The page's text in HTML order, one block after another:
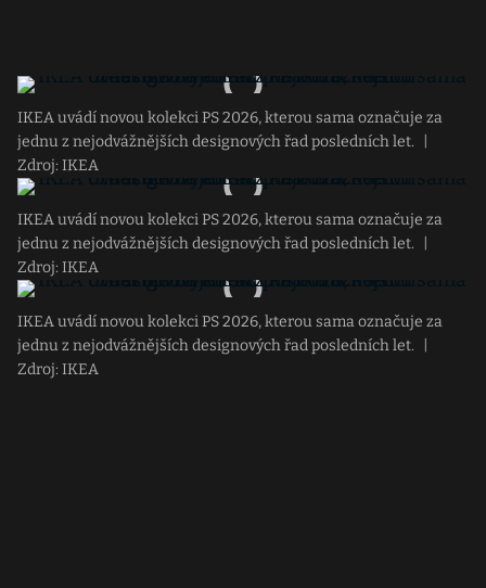
IKEA uvádí novou kolekci PS 2026, kterou sama označuje za
jednu z nejodvážnějších designových řad posledních let.
Zdroj: IKEA
IKEA uvádí novou kolekci PS 2026, kterou sama označuje za
jednu z nejodvážnějších designových řad posledních let.
Zdroj: IKEA
IKEA uvádí novou kolekci PS 2026, kterou sama označuje za
jednu z nejodvážnějších designových řad posledních let.
Zdroj: IKEA